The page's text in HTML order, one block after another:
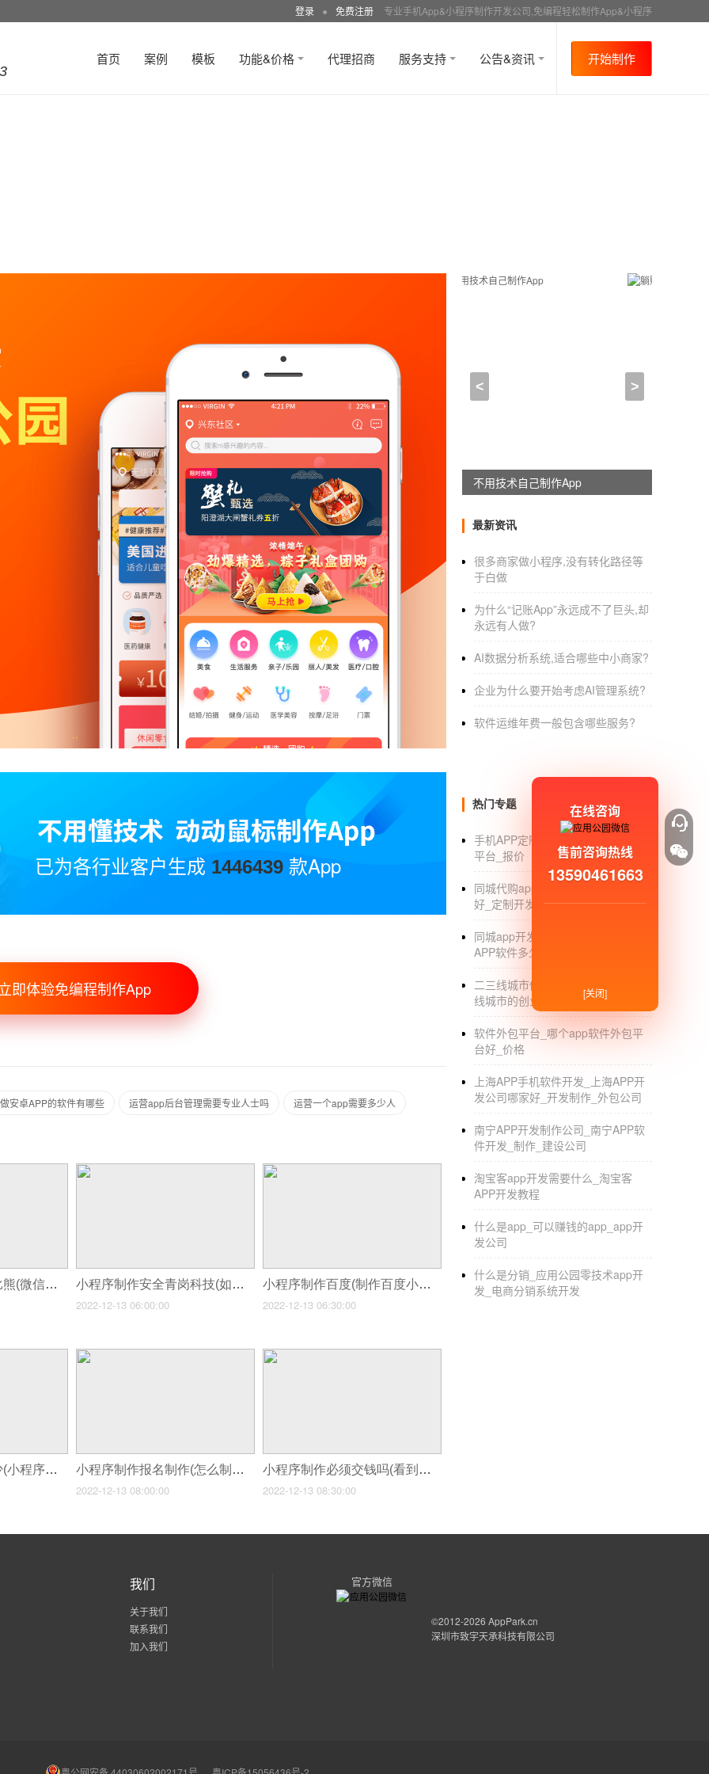
登录 ● 免费注册 专业手机App&小程序制作开发公司,免编程轻松制作App&小程序
首页 案例 模板 功能&价格 代理招商 服务支持 公告&资讯 开始制作
2022-01-20 18:00:00
社区服务APP软件开发？有哪些类型
家政服务APP
2.尚超配送班
配送超市APP为用户提供周边店铺、超市等
社区综合在线论坛为用户提供在线交流、经
基于RFID物联网技术的国内外大型超市智能
大型超市购物车
中国似乎没有大规模应用，主要有两个原因。
1.超市购物的商品，很多单价比较低，如果
属液体环境下，仍然很难很好地控制距离，准
另外，从超市运营商的角度来看，人工给电
在一些专业超市，如书店和服装店，仍然有
00-1010超市尚超移动APP软件开发
让我们挑剔，所以我们可能会放弃淘宝，转
个小编辑去超市买东西的时候，没多久就捡
搬到线上，让用户足不出户就能享受到线下
超市应用，超市移动软件开发
超市移动软件特点介绍
1.轻松便捷：线下超市的所有商品和服务都
东西会轻松很多。
已为各行业客户生成 1446439 款App
即体验免编程制作App
安卓APP的软件有哪些 运营app后台管理需要专业人士吗 运营一个app需要多少人
小程序制作爱选纳比熊(微信公众号制作一个砍价小程序) 小程序制作安全青岗科技(如何制作简单易用小程序)
2022-12-13 06:00:00
小程序制作百度(制作百度小程序的准备)
2022-12-13 06:30:00
小程序制作报价多少(小程序制作多少钱小程序制作价格表) 小程序制作报名制作(怎么制作微信报名小程序)
2022-12-13 08:00:00
小程序制作必须交钱吗(看到微信小程序制作大赛小程序要怎么做呢)
2022-12-13 08:30:00
< >
躺赚神器，淘宝客系统全新上线
最新资讯
很多商家做小程序,没有转化路径等
于白做
为什么“记账App”永远成不了巨头,却
永远有人做?
AI数据分析系统,适合哪些中小商家?
企业为什么要开始考虑AI管理系统?
软件运维年费一般包含哪些服务?
热门专题
手机APP定制价格_APP定制价格表_
平台_报价
同城代购app制作_同城代购app哪个
好_定制开发
同城app开发_制作一个同城商城
APP软件多少钱_开发方案
二三线城市做什么生意好_适合二三
线城市的创业项目_赚钱机会
软件外包平台_哪个app软件外包平
台好_价格
上海APP手机软件开发_上海APP开
发公司哪家好_开发制作_外包公司
南宁APP开发制作公司_南宁APP软
件开发_制作_建设公司
淘宝客app开发需要什么_淘宝客
APP开发教程
什么是app_可以赚钱的app_app开
发公司
什么是分销_应用公园零技术app开
发_电商分销系统开发
我们
关于我们
联系我们
加入我们
官方微信
©2012-2026 AppPark.cn
深圳市致宇天承科技有限公司
在线咨询
售前咨询热线
13590461663
[关闭]